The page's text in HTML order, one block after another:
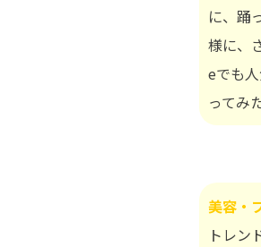
に、踊
様に、
eでも
ってみ
美容・
トレン